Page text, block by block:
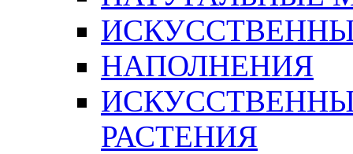
НАПОЛНЕНИЯ
РАСТЕНИЯ